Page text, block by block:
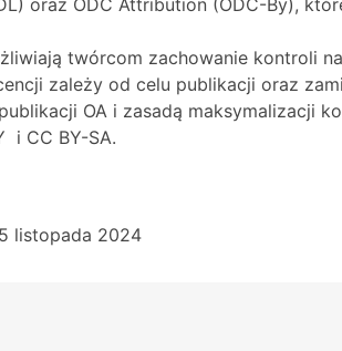
twórcom zachowanie kontroli
zależy od celu publikacji oraz
OA i zasadą maksymalizacji
i CC BY-SA.
listopada 2024